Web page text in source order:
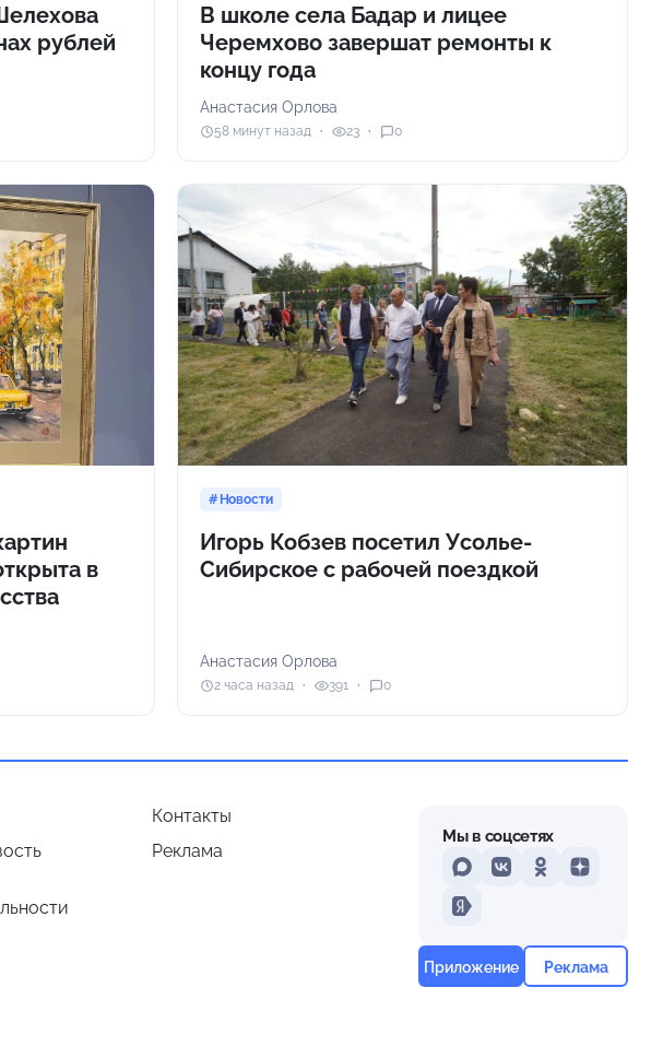
рублей
В школе села Бадар и лицее
Черемхово завершат ремонты к
концу года
Анастасия Орлова
58 минут назад 23 0
в
Новости
Игорь Кобзев посетил Усолье-
Сибирское с рабочей поездкой
Анастасия Орлова
2 часа назад 391 0
Контакты
Реклама
Мы в соцсетях
MAXVKontakteOdnoklassniki
Dzen
Yandex
Приложение Реклама